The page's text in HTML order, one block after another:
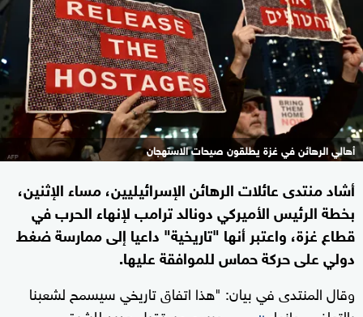
أهالي الرهائن في غزة يطلقون صيحات الاستهجان
أشاد منتدى عائلات الرهائن الإسرائيليين، مساء الإثنين،
بخطة الرئيس الأميركي دونالد ترامب لإنهاء الحرب في
قطاع غزة، واعتبر أنها "تاريخية" داعيا إلى ممارسة ضغط
دولي على حركة حماس للموافقة عليها.
وقال المنتدى في بيان: "هذا اتفاق تاريخي سيسمح لشعبنا